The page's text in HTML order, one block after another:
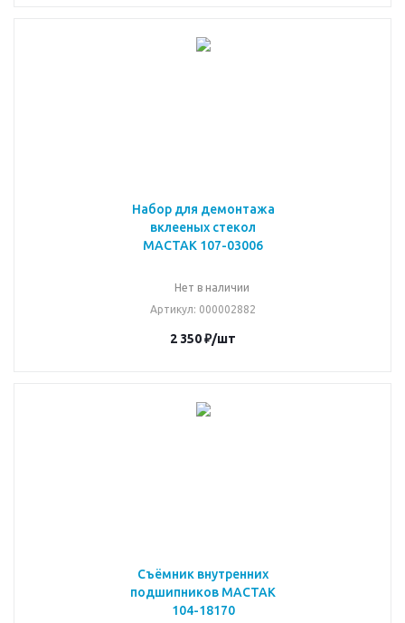
Набор для демонтажа
вклееных стекол
МАСТАК 107-03006
Нет в наличии
Артикул: 000002882
2 350₽/шт
Съёмник внутренних
подшипников МАСТАК
104-18170